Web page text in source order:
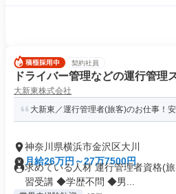
契約社員
ドライバー管理などの運行管理
大新東株式会社
大新東／運行管理者(旅客)のお仕事！
神奈川県横浜市金沢区大川
月給26万円～27万7500円
求めている人材 運行管理者資格(
習受講 ◆学歴不問 ◆男...